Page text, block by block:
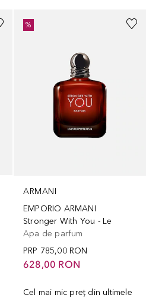
ARMANI
EMPORIO ARMANI
Stronger With You - Le
Apa de parfum
PRP 785,00 RON
628,00 RON
Cel mai mic preț din ultimele
%